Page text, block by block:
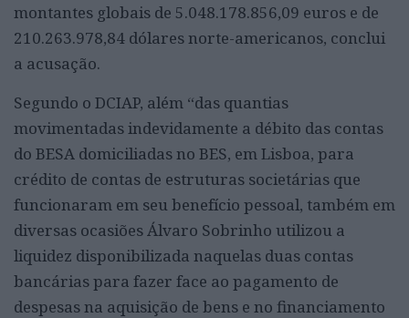
montantes globais de 5.048.178.856,09 euros e de
210.263.978,84 dólares norte-americanos, conclui
a acusação.
Segundo o DCIAP, além “das quantias
movimentadas indevidamente a débito das contas
do BESA domiciliadas no BES, em Lisboa, para
crédito de contas de estruturas societárias que
funcionaram em seu benefício pessoal, também em
diversas ocasiões Álvaro Sobrinho utilizou a
liquidez disponibilizada naquelas duas contas
bancárias para fazer face ao pagamento de
despesas na aquisição de bens e no financiamento